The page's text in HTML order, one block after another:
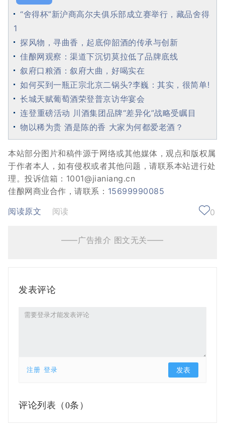
“舍得杯”新沪商高尔夫俱乐部成立赛举行，藏品舍得
1
探风物，寻曲香，起底仰韶酒的传承与创新
佳酿网观察：渠道下沉切莫拉低了品牌底线
叙府口粮酒：叙府大曲，好喝实在
如何买到一瓶正宗北京二锅头?李巍：其实，很简单!
长城天赋葡萄酒荣登普京访华宴会
连登重磅活动 川酒集团品牌“差异化”战略受瞩目
物以稀为贵 酒是陈的香 大家为何都爱老酒？
本站部分图片和稿件源于网络或其他媒体，观点和版权属
于作者本人，如有侵权或者其他问题，请联系本站进行处
理。投诉信箱：1001@jianiang.cn
佳酿网商业合作，请联系： 15699990085
阅读原文
阅读 0
——广告推介 图文无关——
发表评论
注册 登录
评论列表（ 0条）